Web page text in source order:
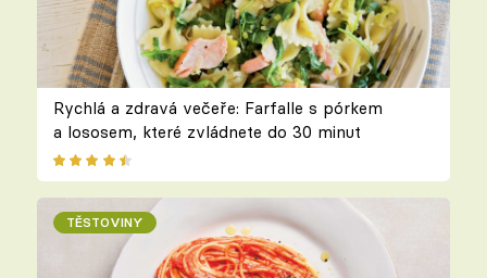
Rychlá a zdravá večeře: Farfalle s pórkem
a lososem, které zvládnete do 30 minut
TĚSTOVINY